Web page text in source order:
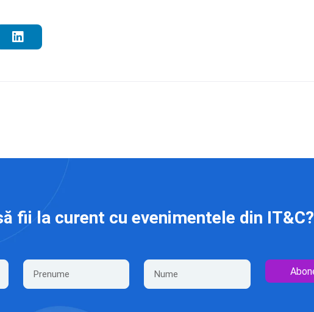
fii la curent cu evenimentele din IT&C?